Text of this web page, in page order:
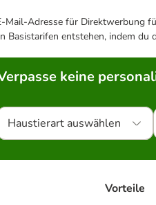
Mail-Adresse für Direktwerbung
Basistarifen entstehen, indem
keine
Haustierart auswählen
Vorteile